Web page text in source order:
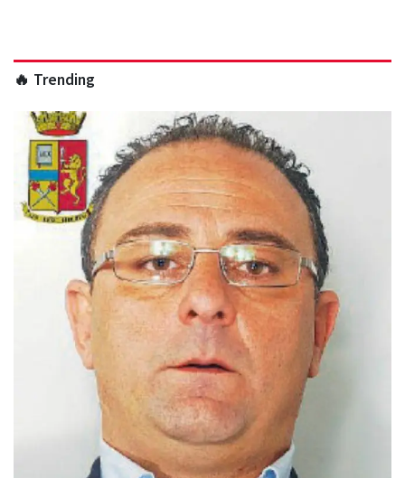
🔥 Trending